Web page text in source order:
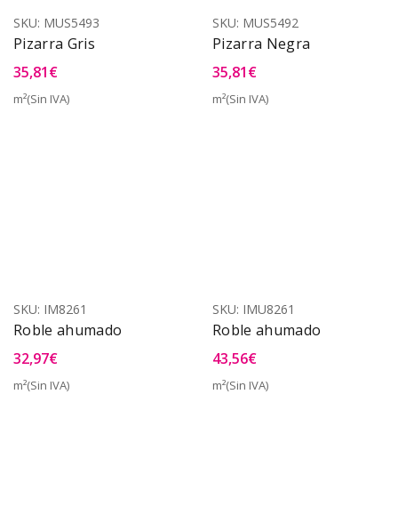
SKU: MUS5493
Pizarra Gris
35,81€
m²(Sin IVA)
SKU: MUS5492
Pizarra Negra
35,81€
m²(Sin IVA)
SKU: IM8261
Roble ahumado
32,97€
m²(Sin IVA)
SKU: IMU8261
Roble ahumado
43,56€
m²(Sin IVA)